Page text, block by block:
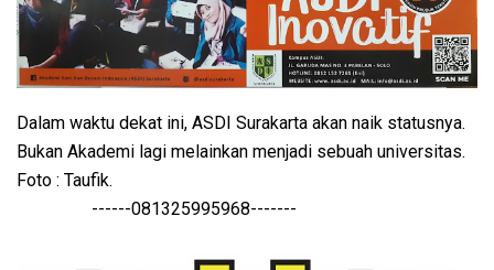
Dalam waktu dekat ini, ASDI Surakarta akan naik statusnya.
Bukan Akademi lagi melainkan menjadi sebuah universitas.
Foto : Taufik.
------081325995968-------